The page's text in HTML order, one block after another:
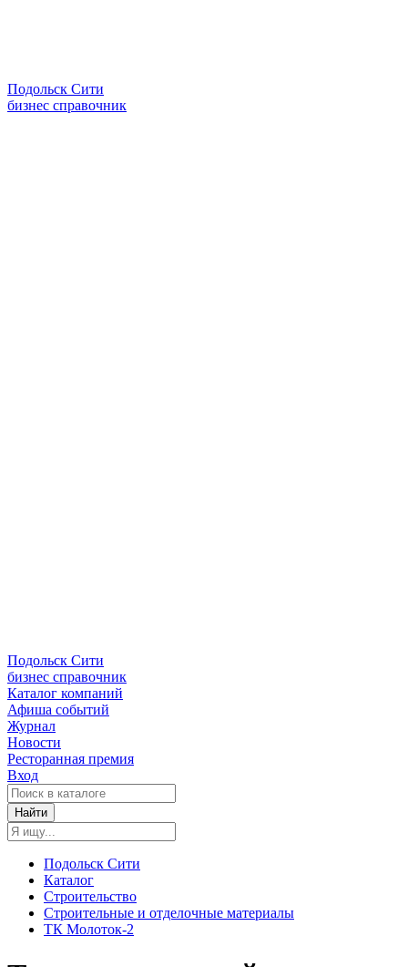
Подольск Сити
бизнес справочник
Подольск Сити
бизнес справочник
Каталог компаний
Афиша событий
Журнал
Новости
Ресторанная премия
Вход
Найти
Подольск Сити
Каталог
Строительство
Строительные и отделочные материалы
ТК Молоток-2